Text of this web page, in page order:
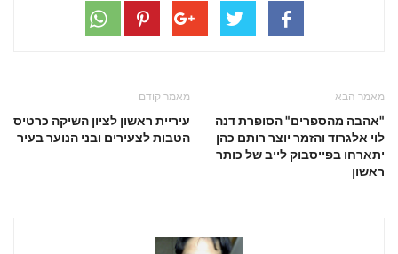
מאמר קודם
עיריית ראשון לציון השיקה כרטיס
הטבות לצעירים ובני הנוער בעיר
מאמר הבא
"אהבה מהספרים" הסופרת דנה
לוי אלגרוד והזמר יוצר רותם כהן
יתארחו בפייסבוק לייב של כותר
ראשון